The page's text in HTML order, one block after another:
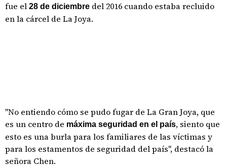
fue el 28 de diciembre del 2016 cuando estaba recluido
en la cárcel de La Joya.
"No entiendo cómo se pudo fugar de La Gran Joya, que
es un centro de máxima seguridad en el país, siento que
esto es una burla para los familiares de las víctimas y
para los estamentos de seguridad del país", destacó la
señora Chen.